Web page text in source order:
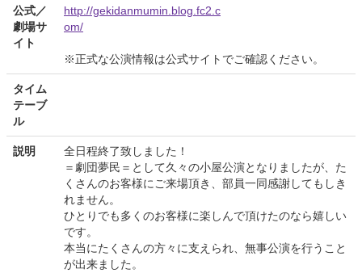
公式／
劇場サ
イト
http://gekidanmumin.blog.fc2.c
om/
※正式な公演情報は公式サイトでご確認ください。
タイム
テーブ
ル
説明
全日程終了致しました！
＝劇団夢民＝として久々の小屋公演となりましたが、た
くさんのお客様にご来場頂き、部員一同感謝してもしき
れません。
ひとりでも多くのお客様に楽しんで頂けたのなら嬉しい
です。
本当にたくさんの方々に支えられ、無事公演を行うこと
が出来ました。